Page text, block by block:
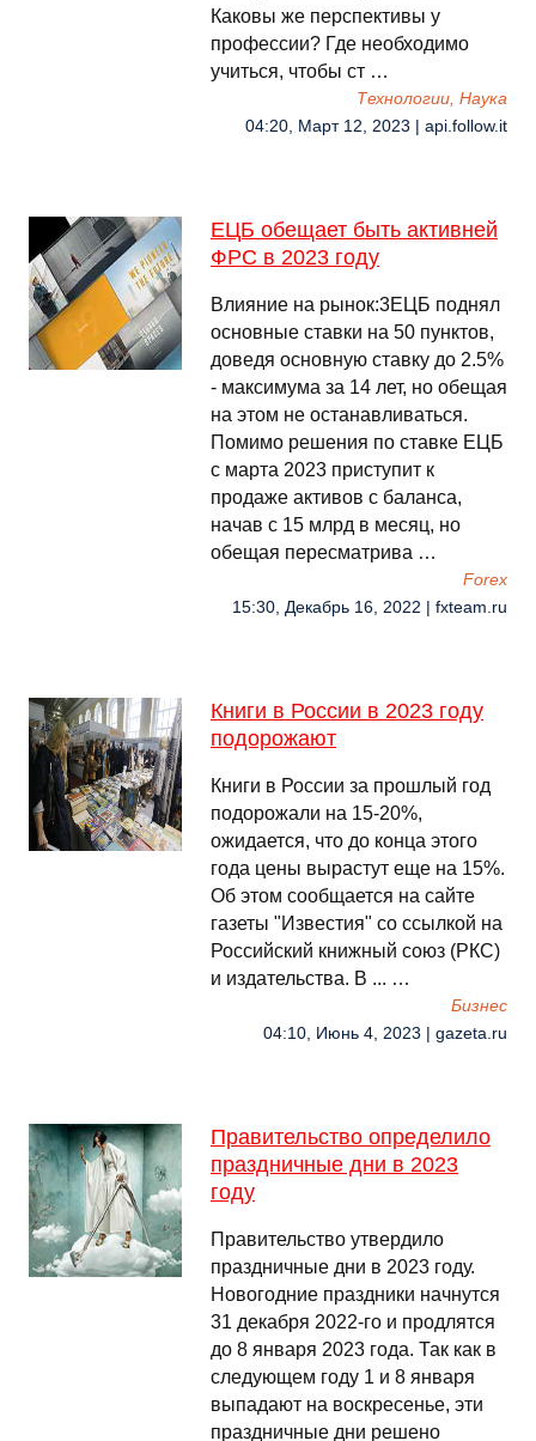
Каковы же перспективы у
профессии? Где необходимо
учиться, чтобы ст …
Технологии, Наука
04:20, Март 12, 2023 | api.follow.it
ЕЦБ обещает быть активней
ФРС в 2023 году
Влияние на рынок:3ЕЦБ поднял
основные ставки на 50 пунктов,
доведя основную ставку до 2.5%
- максимума за 14 лет, но обещая
на этом не останавливаться.
Помимо решения по ставке ЕЦБ
с марта 2023 приступит к
продаже активов с баланса,
начав с 15 млрд в месяц, но
обещая пересматрива …
Forex
15:30, Декабрь 16, 2022 | fxteam.ru
Книги в России в 2023 году
подорожают
Книги в России за прошлый год
подорожали на 15-20%,
ожидается, что до конца этого
года цены вырастут еще на 15%.
Об этом сообщается на сайте
газеты "Известия" со ссылкой на
Российский книжный союз (РКС)
и издательства. В ... …
Бизнес
04:10, Июнь 4, 2023 | gazeta.ru
Правительство определило
праздничные дни в 2023
году
Правительство утвердило
праздничные дни в 2023 году.
Новогодние праздники начнутся
31 декабря 2022-го и продлятся
до 8 января 2023 года. Так как в
следующем году 1 и 8 января
выпадают на воскресенье, эти
праздничные дни решено